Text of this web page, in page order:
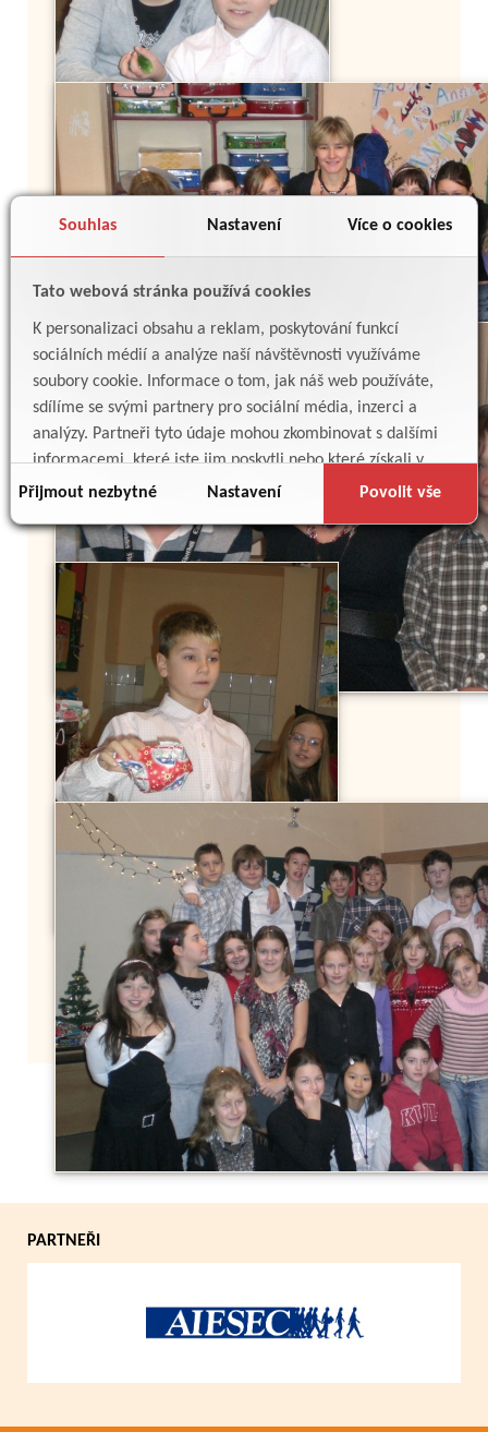
Souhlas Nastavení Více o cookies
Tato webová stránka používá cookies
K personalizaci obsahu a reklam, poskytování funkcí
sociálních médií a analýze naší návštěvnosti využíváme
soubory cookie. Informace o tom, jak náš web používáte,
sdílíme se svými partnery pro sociální média, inzerci a
analýzy. Partneři tyto údaje mohou zkombinovat s dalšími
informacemi, které jste jim poskytli nebo které získali v
důsledku toho, že používáte jejich služby.
Přijmout nezbytné Nastavení Povolit vše
Zpět
PARTNEŘI